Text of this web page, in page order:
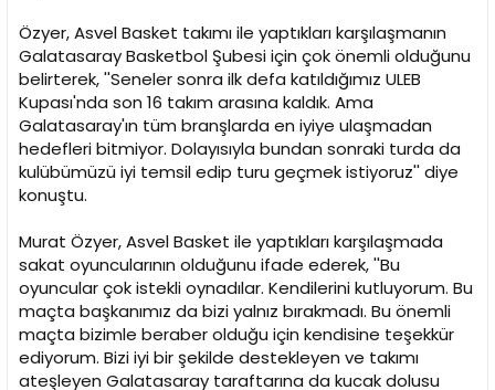
Özyer, Asvel Basket takımı ile yaptıkları karşılaşmanın
Galatasaray Basketbol Şubesi için çok önemli olduğunu
belirterek, ''Seneler sonra ilk defa katıldığımız ULEB
Kupası'nda son 16 takım arasına kaldık. Ama
Galatasaray'ın tüm branşlarda en iyiye ulaşmadan
hedefleri bitmiyor. Dolayısıyla bundan sonraki turda da
kulübümüzü iyi temsil edip turu geçmek istiyoruz'' diye
konuştu.
Murat Özyer, Asvel Basket ile yaptıkları karşılaşmada
sakat oyuncularının olduğunu ifade ederek, ''Bu
oyuncular çok istekli oynadılar. Kendilerini kutluyorum. Bu
maçta başkanımız da bizi yalnız bırakmadı. Bu önemli
maçta bizimle beraber olduğu için kendisine teşekkür
ediyorum. Bizi iyi bir şekilde destekleyen ve takımı
ateşleyen Galatasaray taraftarına da kucak dolusu